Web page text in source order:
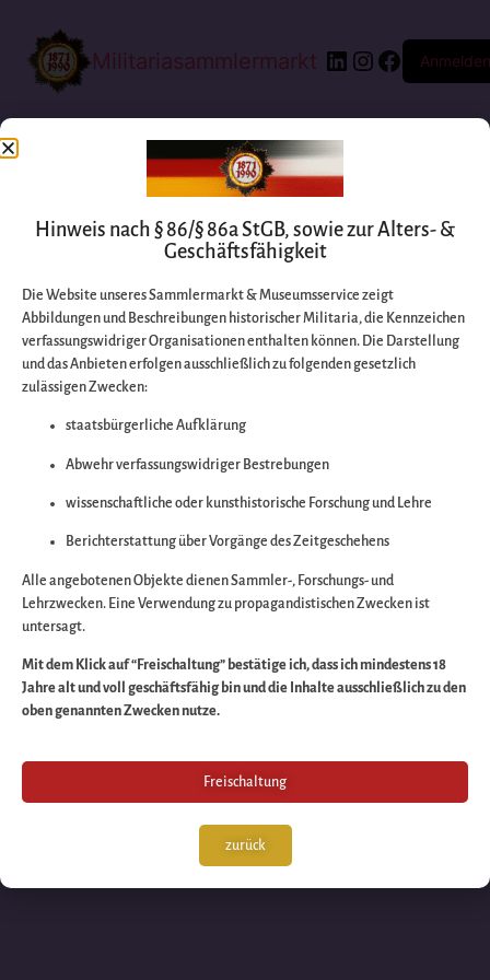
Militariasammlermarkt Anmelden
Entschuldigen Sie
bitte die
Wir arbeiten an
großartigen Sache
schauen Sie bald
wieder vorbei!
Hinweis nach § 86/§ 86a StGB, sowie zur Alters- &
Geschäftsfähigkeit
Die Website unseres Sammlermarkt & Museumsservice zeigt
Abbildungen und Beschreibungen historischer Militaria, die Kennzeichen
verfassungswidriger Organisationen enthalten können. Die Darstellung
und das Anbieten erfolgen ausschließlich zu folgenden gesetzlich
zulässigen Zwecken:
staatsbürgerliche Aufklärung
Abwehr verfassungswidriger Bestrebungen
wissenschaftliche oder kunsthistorische Forschung und Lehre
Berichterstattung über Vorgänge des Zeitgeschehens
Alle angebotenen Objekte dienen Sammler-, Forschungs- und
Lehrzwecken. Eine Verwendung zu propagandistischen Zwecken ist
untersagt.
Mit dem Klick auf “Freischaltung” bestätige ich, dass ich mindestens 18
Jahre alt und voll geschäftsfähig bin und die Inhalte ausschließlich zu den
oben genannten Zwecken nutze.
Freischaltung
zurück